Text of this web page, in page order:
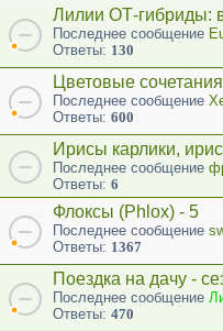
Лилии ОТ-гибриды:
Последнее сообщение
Ответы: 130
Цветовые
Последнее сообщение
Ответы: 600
Ирисы карлики,
Последнее сообщение
Ответы: 6
Флоксы (Phlox) - 5
Последнее сообщение
Ответы: 1367
Поездка на дачу -
Последнее сообщение
Ответы: 470